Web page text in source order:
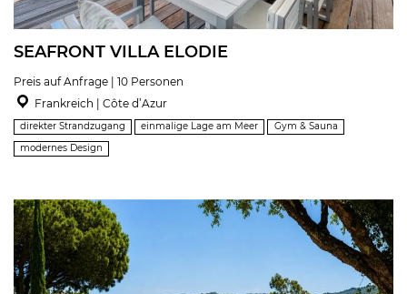
SEAFRONT VILLA ELODIE
Preis auf Anfrage | 10 Personen
Frankreich | Côte d’Azur
direkter Strandzugang einmalige Lage am Meer
Gym & Sauna
modernes Design